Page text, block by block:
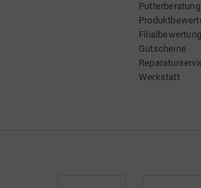
Putterberatung
Gutscheine
Werkstatt